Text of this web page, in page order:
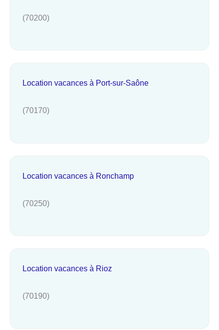
(70200)
Location vacances à Port-sur-Saône
(70170)
Location vacances à Ronchamp
(70250)
Location vacances à Rioz
(70190)